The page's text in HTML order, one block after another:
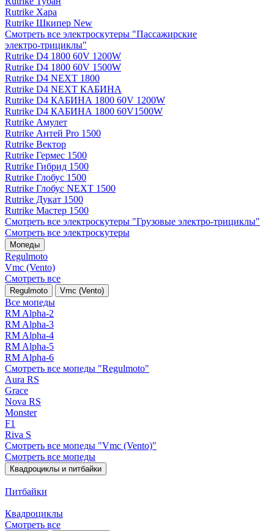
Rutrike Хара
Rutrike Шкипер New
Смотреть все электро­скутеры "Пассажирские
электро‑трициклы"
Rutrike D4 1800 60V 1200W
Rutrike D4 1800 60V 1500W
Rutrike D4 NEXT 1800
Rutrike D4 NEXT КАБИНА
Rutrike D4 КАБИНА 1800 60V 1200W
Rutrike D4 КАБИНА 1800 60V1500W
Rutrike Амулет
Rutrike Антей Pro 1500
Rutrike Вектор
Rutrike Гермес 1500
Rutrike Гибрид 1500
Rutrike Глобус 1500
Rutrike Глобус NEXT 1500
Rutrike Дукат 1500
Rutrike Мастер 1500
Смотреть все электро­скутеры "Грузовые электро‑трициклы"
Смотреть все электро­скутеры
Мопеды
Regulmoto
Vmc (Vento)
Смотреть все
Regulmoto Vmc (Vento)
Все мопеды
RM Alpha-2
RM Alpha-3
RM Alpha-4
RM Alpha-5
RM Alpha-6
Смотреть все мопеды "Regulmoto"
Aura RS
Grace
Nova RS
Monster
F1
Riva S
Смотреть все мопеды "Vmc (Vento)"
Смотреть все мопеды
Квадроциклы и питбайки
Питбайки
Квадроциклы
Смотреть все